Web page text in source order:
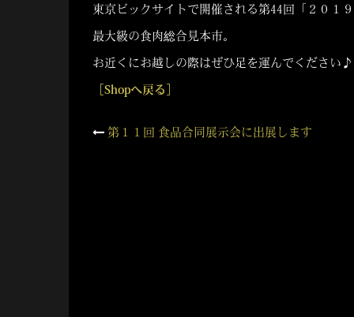
東京ビックサイトで開催される第44回「２０１
最大級の食肉総合見本市。
お近くにお越しの際はぜひ足を運んでください♪
［Shopへ戻る］
投第１１回 食品合同展示会に出展します